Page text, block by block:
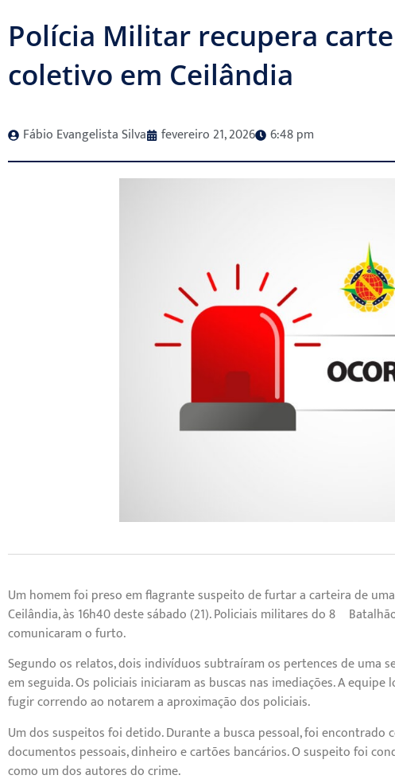
Polícia Militar recupera
coletivo em Ceilândia
Fábio Evangelista Silva fevereiro 21, 2026 6:48 pm
Um homem foi preso em flagrante suspeito de furtar a carteira de
Ceilândia, às 16h40 deste sábado (21). Policiais militares do 8º
comunicaram o furto.
Segundo os relatos, dois indivíduos subtraíram os pertences de uma
em seguida. Os policiais iniciaram as buscas nas imediações. A
fugir correndo ao notarem a aproximação dos policiais.
Um dos suspeitos foi detido. Durante a busca pessoal, foi
documentos pessoais, dinheiro e cartões bancários. O suspeito foi
como um dos autores do crime.